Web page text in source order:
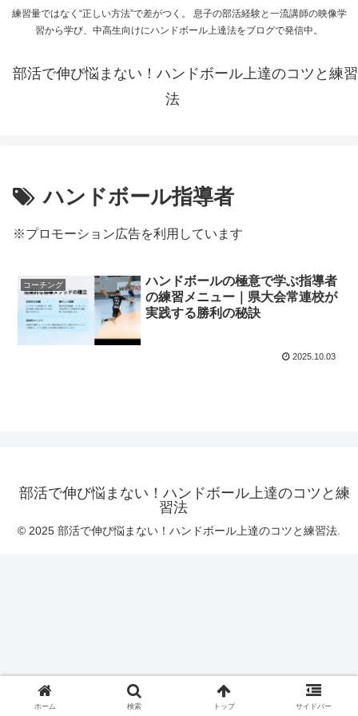
練習量ではなく“正しい方法”で差がつく。 息子の部活経験と一流講師の映像学
習から学び、中高生向けにハンドボール上達法をブログで発信中。
部活で伸び悩まない！ハンドボール上達のコツと練習
法
ハンドボール指導者
※プロモーション広告を利用しています
コーチング
ハンドボールの極意で学ぶ指導者
の練習メニュー｜県大会常連校が
実践する勝利の秘訣
2025.10.03
部活で伸び悩まない！ハンドボール上達のコツと練
習法
© 2025 部活で伸び悩まない！ハンドボール上達のコツと練習法.
ホーム 検索 トップ サイドバー